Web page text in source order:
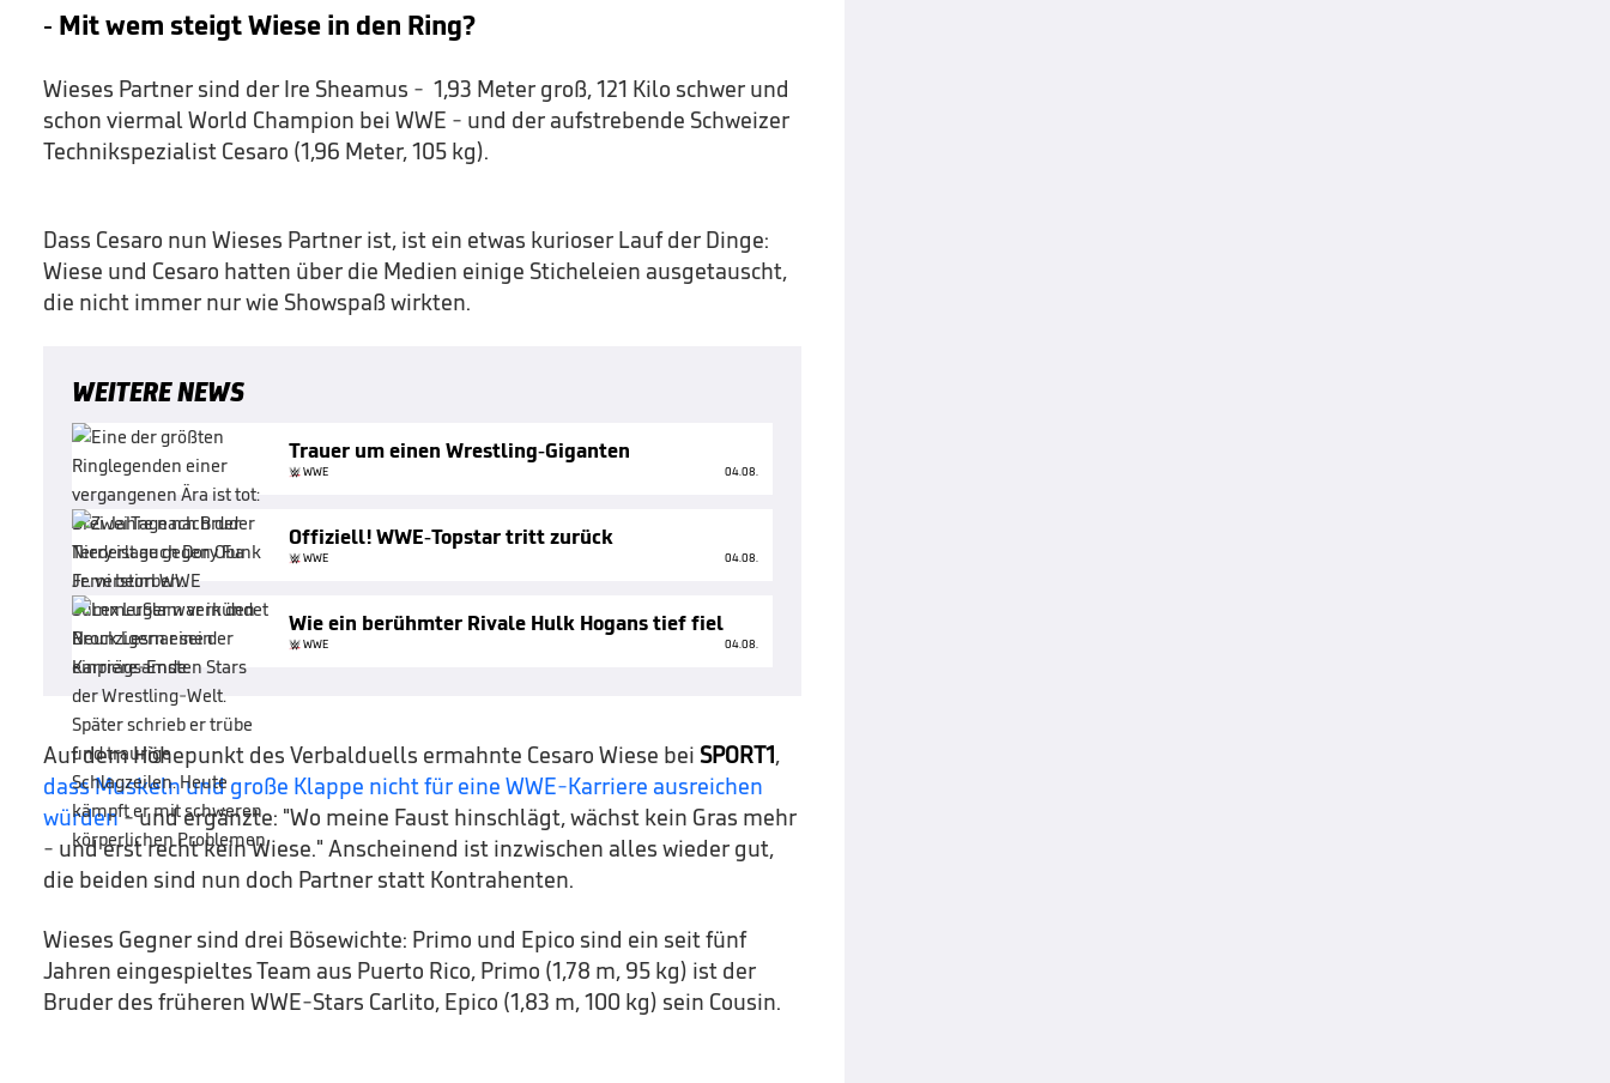
- Mit wem steigt Wiese in den Ring?
Wieses Partner sind der Ire Sheamus - 1,93 Meter groß, 121 Kilo schwer und
schon viermal World Champion bei WWE - und der aufstrebende Schweizer
Technikspezialist Cesaro (1,96 Meter, 105 kg).
Dass Cesaro nun Wieses Partner ist, ist ein etwas kurioser Lauf der Dinge:
Wiese und Cesaro hatten über die Medien einige Sticheleien ausgetauscht,
die nicht immer nur wie Showspaß wirkten.
WEITERE NEWS
Trauer um einen Wrestling-Giganten
WWE 04.08.
Offiziell! WWE-Topstar tritt zurück
WWE 04.08.
Wie ein berühmter Rivale Hulk Hogans tief fiel
WWE 04.08.
Auf dem Höhepunkt des Verbalduells ermahnte Cesaro Wiese bei SPORT1,
dass Muskeln und große Klappe nicht für eine WWE-Karriere ausreichen
würden- und ergänzte: "Wo meine Faust hinschlägt, wächst kein Gras mehr
- und erst recht kein Wiese." Anscheinend ist inzwischen alles wieder gut,
die beiden sind nun doch Partner statt Kontrahenten.
Wieses Gegner sind drei Bösewichte: Primo und Epico sind ein seit fünf
Jahren eingespieltes Team aus Puerto Rico, Primo (1,78 m, 95 kg) ist der
Bruder des früheren WWE-Stars Carlito, Epico (1,83 m, 100 kg) sein Cousin.